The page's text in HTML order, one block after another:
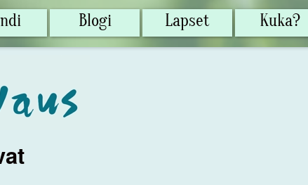
Blogi Lapset Kuka?